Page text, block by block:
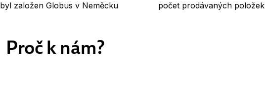
byl založen Globus v Neměcku počet prodávaných položek
Proč k nám?